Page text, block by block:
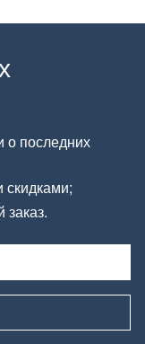
о последних
скидками;
заказ.